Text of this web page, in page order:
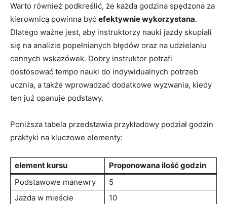
Warto również podkreślić, że każda godzina ⁤spędzona​ za⁢
kierownicą powinna ‍być efektywnie wykorzystana.
Dlatego ⁢ważne ‍jest,⁣ aby instruktorzy nauki⁢ jazdy skupiali⁤
się na analizie popełnianych błędów ⁤oraz na udzielaniu
cennych wskazówek.⁣ Dobry instruktor potrafi
dostosować tempo nauki do indywidualnych⁢ potrzeb
ucznia, ⁣a także wprowadzać dodatkowe wyzwania, ‌kiedy
ten ⁤już opanuje ⁤podstawy.
Poniższa tabela przedstawia⁤ przykładowy podział godzin
praktyki ⁤na kluczowe‌ elementy:
element ​kursu
Proponowana ilość godzin
Podstawowe⁢ manewry
5
Jazda w​ mieście
10